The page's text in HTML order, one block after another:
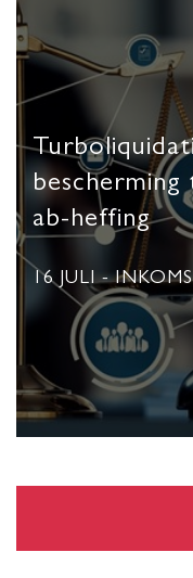
bescherming
ab-heffing
16 JULI-